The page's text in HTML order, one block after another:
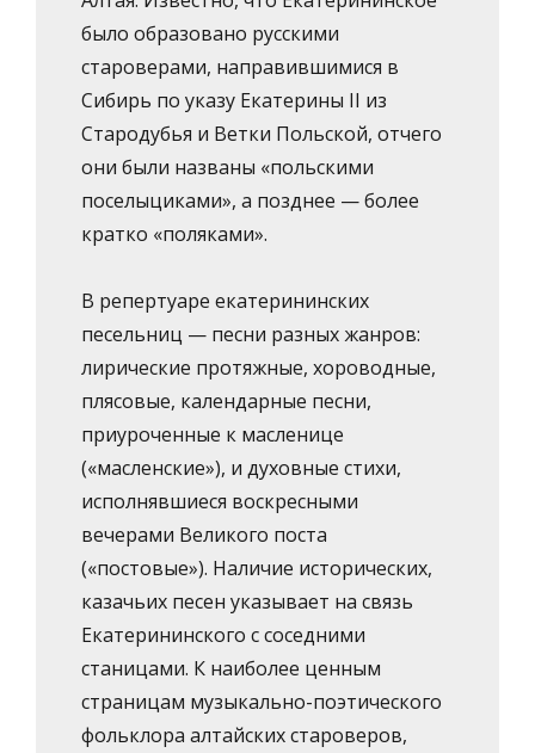
было образовано русскими
староверами, направившимися в
Сибирь по указу Екатерины II из
Стародубья и Ветки Польской, отчего
они были названы «польскими
поселыциками», а позднее — более
кратко «поляками».
В репертуаре екатерининских
песельниц — песни разных жанров:
лирические протяжные, хороводные,
плясовые, календарные песни,
приуроченные к масленице
(«масленские»), и духовные стихи,
исполнявшиеся воскресными
вечерами Великого поста
(«постовые»). Наличие исторических,
казачьих песен указывает на связь
Екатерининского с соседними
станицами. К наиболее ценным
страницам музыкально-поэтического
фольклора алтайских староверов,